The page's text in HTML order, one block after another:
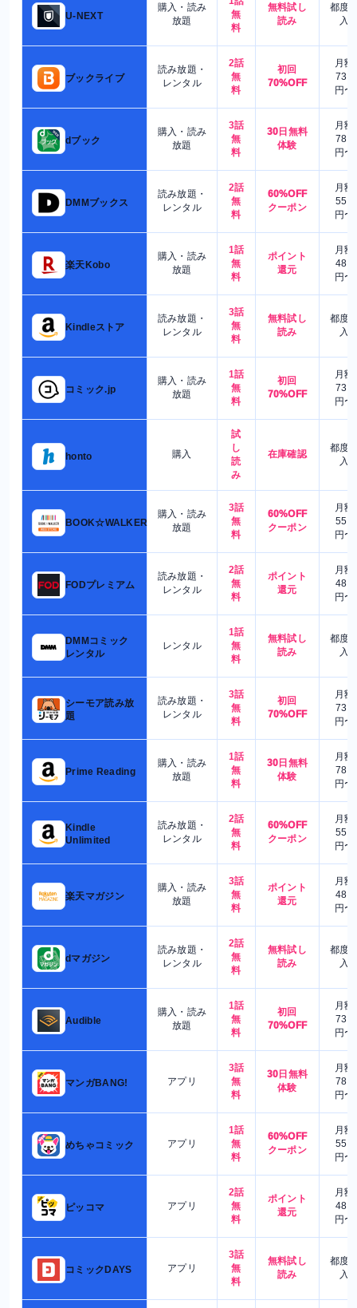
U-NEXT
購入・読み
放題
無
料
無料試し
読み
都度
入
ブックライブ
読み放題・
レンタル
2話
無
料
初回
70%OFF
月額
730
円〜
dブック
購入・読み
放題
3話
無
料
30日無料
体験
月額
780
円〜
DMMブックス
読み放題・
レンタル
2話
無
料
60%OFF
クーポン
月額
550
円〜
楽天Kobo
購入・読み
放題
1話
無
料
ポイント
還元
月額
480
円〜
Kindleストア
読み放題・
レンタル
3話
無
料
無料試し
読み
都度
入
コミック.jp
購入・読み
放題
1話
無
料
初回
70%OFF
月額
730
円〜
honto 購入
試
し
読
み
在庫確認
都度
入
BOOK☆WALKER
購入・読み
放題
3話
無
料
60%OFF
クーポン
月額
550
円〜
FODプレミアム
読み放題・
レンタル
2話
無
料
ポイント
還元
月額
480
円〜
DMMコミック
レンタル
レンタル
1話
無
料
無料試し
読み
都度
入
シーモア読み放
題
読み放題・
レンタル
3話
無
料
初回
70%OFF
月額
730
円〜
Prime Reading
購入・読み
放題
1話
無
料
30日無料
体験
月額
780
円〜
Kindle
Unlimited
読み放題・
レンタル
2話
無
料
60%OFF
クーポン
月額
550
円〜
楽天マガジン
購入・読み
放題
3話
無
料
ポイント
還元
月額
480
円〜
dマガジン
読み放題・
レンタル
2話
無
料
無料試し
読み
都度
入
Audible
購入・読み
放題
1話
無
料
初回
70%OFF
月額
730
円〜
マンガBANG! アプリ
3話
無
料
30日無料
体験
月額
780
円〜
めちゃコミック アプリ
1話
無
料
60%OFF
クーポン
月額
550
円〜
ピッコマ アプリ
2話
無
料
ポイント
還元
月額
480
円〜
コミックDAYS アプリ
3話
無
料
無料試し
読み
都度
入